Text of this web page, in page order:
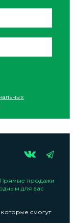
Прямые продажи
для вас
смогут